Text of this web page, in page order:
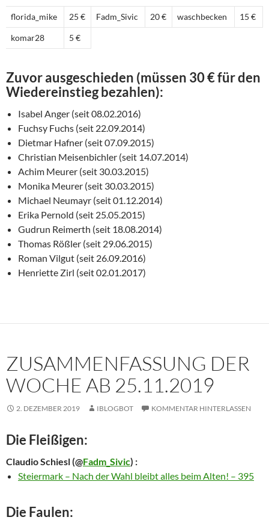
florida_mike 25 € Fadm_Sivic 20 € waschbecken 15 €
komar28 5 €
Zuvor ausgeschieden (müssen 30 € für den
Wiedereinstieg bezahlen):
Isabel Anger (seit 08.02.2016)
Fuchsy Fuchs (seit 22.09.2014)
Dietmar Hafner (seit 07.09.2015)
Christian Meisenbichler (seit 14.07.2014)
Achim Meurer (seit 30.03.2015)
Monika Meurer (seit 30.03.2015)
Michael Neumayr (seit 01.12.2014)
Erika Pernold (seit 25.05.2015)
Gudrun Reimerth (seit 18.08.2014)
Thomas Rößler (seit 29.06.2015)
Roman Vilgut (seit 26.09.2016)
Henriette Zirl (seit 02.01.2017)
ZUSAMMENFASSUNG DER
WOCHE AB 25.11.2019
2. DEZEMBER 2019 IBLOGBOT KOMMENTAR HINTERLASSEN
Die Fleißigen:
Claudio Schiesl(@Fadm_Sivic) :
Steiermark – Nach der Wahl bleibt alles beim Alten! – 395
Die Faulen: